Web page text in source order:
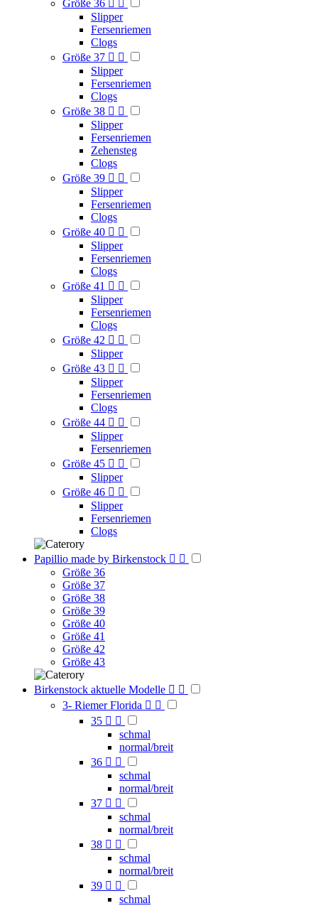
Größe 36  
Slipper
Fersenriemen
Clogs
Größe 37  
Slipper
Fersenriemen
Clogs
Größe 38  
Slipper
Fersenriemen
Zehensteg
Clogs
Größe 39  
Slipper
Fersenriemen
Clogs
Größe 40  
Slipper
Fersenriemen
Clogs
Größe 41  
Slipper
Fersenriemen
Clogs
Größe 42  
Slipper
Größe 43  
Slipper
Fersenriemen
Clogs
Größe 44  
Slipper
Fersenriemen
Größe 45  
Slipper
Größe 46  
Slipper
Fersenriemen
Clogs
Papillio made by Birkenstock  
Größe 36
Größe 37
Größe 38
Größe 39
Größe 40
Größe 41
Größe 42
Größe 43
Birkenstock aktuelle Modelle  
3- Riemer Florida  
35  
schmal
normal/breit
36  
schmal
normal/breit
37  
schmal
normal/breit
38  
schmal
normal/breit
39  
schmal